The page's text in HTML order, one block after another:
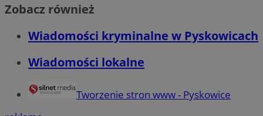
Zobacz również
Wiadomości kryminalne w Pyskowicach
Wiadomości lokalne
Tworzenie stron www - Pyskowice